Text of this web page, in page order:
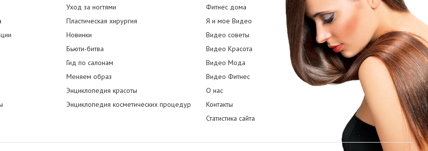
Уход за ногтями
Пластическая хирургия
Новинки
Бьюти-битва
Гид по салонам
Меняем образ
Энциклопедия красоты
Энциклопедия косметических процедур
Фитнес дома
Я и мое Видео
Видео советы
Видео Красота
Видео Мода
Видео Фитнес
О нас
Контакты
Статистика сайта